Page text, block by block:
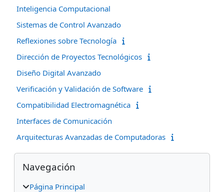
Inteligencia Computacional
Sistemas de Control Avanzado
Reflexiones sobre Tecnología
Dirección de Proyectos Tecnológicos
Diseño Digital Avanzado
Verificación y Validación de Software
Compatibilidad Electromagnética
Interfaces de Comunicación
Arquitecturas Avanzadas de Computadoras
Bloques
Salta Navegación
Navegación
Página Principal